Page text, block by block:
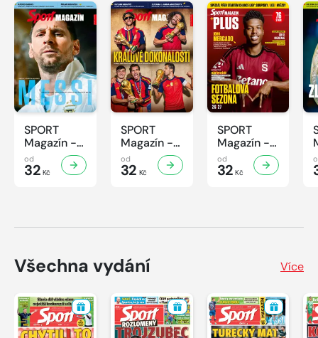
SPORT
Magazín -
32/2026
od
32 Kč
SPORT
Magazín -
31/2026
od
32 Kč
SPORT
Magazín -
30/2026
od
32 Kč
Všechna vydání Více